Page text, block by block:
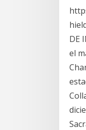
DE
el